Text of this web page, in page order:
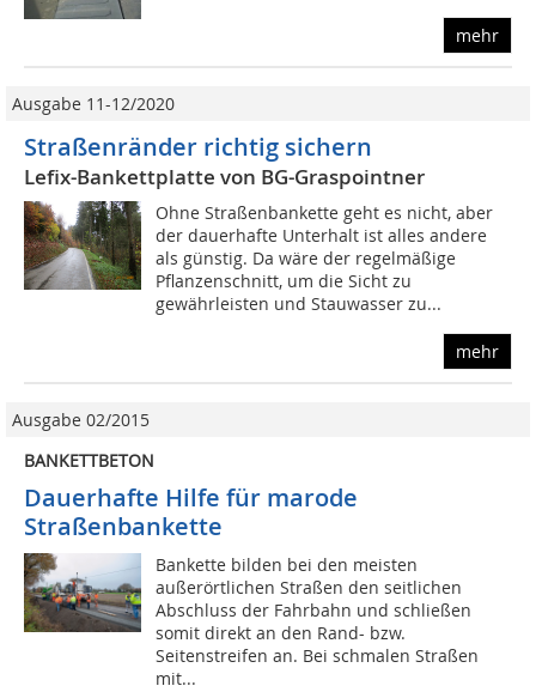
mehr
Ausgabe 11-12/2020
Straßenränder richtig sichern
Lefix-Bankettplatte von BG-Graspointner
Ohne Straßenbankette geht es nicht, aber
der dauerhafte Unterhalt ist alles andere
als günstig. Da wäre der regelmäßige
Pflanzenschnitt, um die Sicht zu
gewährleisten und Stauwasser zu...
mehr
Ausgabe 02/2015
BANKETTBETON
Dauerhafte Hilfe für marode
Straßenbankette
Bankette bilden bei den meisten
außerörtlichen Straßen den seitlichen
Abschluss der Fahrbahn und schließen
somit direkt an den Rand- bzw.
Seitenstreifen an. Bei schmalen Straßen
mit...